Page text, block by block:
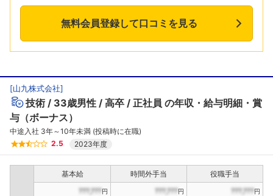
無料会員登録して口コミを見る
[山九株式会社]
技術 33歳男性 高卒 正社員 の年収・給与明細・賞
与（ボーナス）
中途入社 3年～10年未満 (投稿時に在職)
2.5
2023年度
基本給 時間外手当
役職手当
???,???円 ???,???円 ???,???円